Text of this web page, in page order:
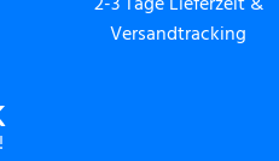
Versandtracking